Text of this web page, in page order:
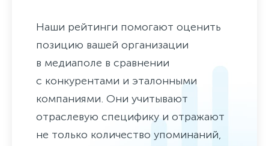
Наши рейтинги помогают оценить
позицию вашей организации
в медиаполе в сравнении
с конкурентами и эталонными
компаниями. Они учитывают
отраслевую специфику и отражают
не только количество упоминаний,